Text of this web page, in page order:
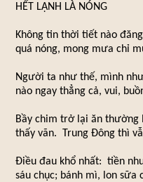
HẾT LẠNH LÀ NÓNG
Không tin thời tiết nào
quá nóng, mong mưa chỉ
Người ta như thế, mình
nào ngay thẳng cả, vui,
Bầy chim trở lại ăn thường
thấy vãn. Trung Đông thì
Điều đau khổ nhất: tiền
sáu chục; bánh mì, lon sữa